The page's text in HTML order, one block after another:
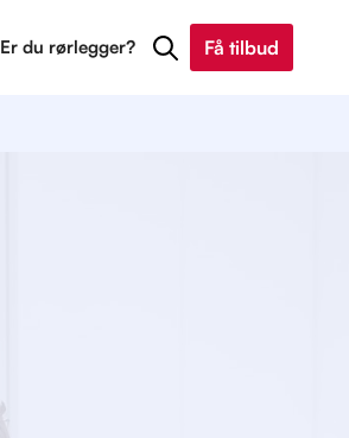
Er du rørlegger? Få tilbud